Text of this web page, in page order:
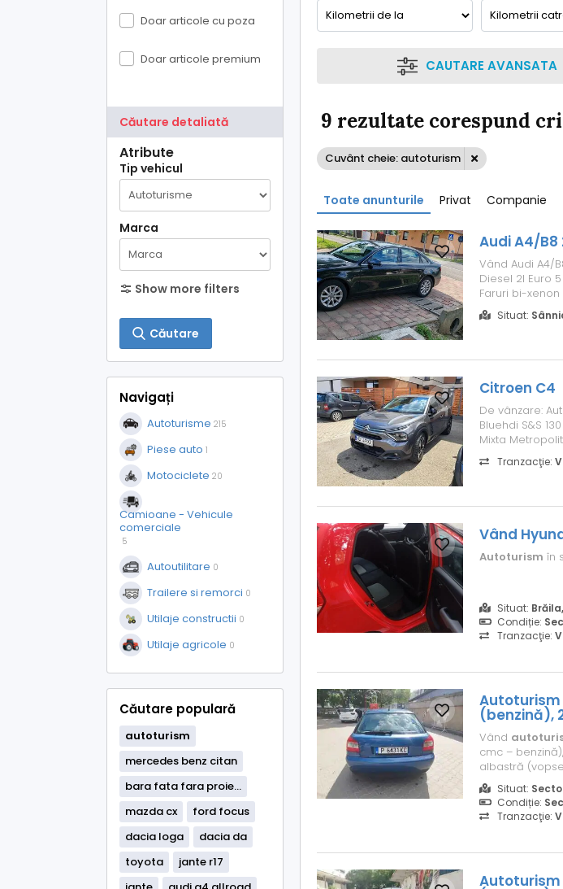
Doar articole cu poza
Doar articole premium
Căutare detaliată
Atribute
Tip vehicul
Marca
Show more filters
Căutare
Navigați
Autoturisme 215
Piese auto 1
Motociclete 20
Camioane - Vehicule
comerciale
5
Autoutilitare 0
Trailere si remorci 0
Utilaje constructii 0
Utilaje agricole 0
Căutare populară
autoturism
mercedes benz citan
bara fata fara proie...
mazda cx
ford focus
dacia loga
dacia da
toyota
jante r17
CAUTARE AVANSATA
9 rezultate corespund
Cuvânt cheie: autoturism
Toate anunturile Privat Companie
Audi A4/B8
Vând Audi A4/
Diesel 2l Euro
Faruri bi-
Senzori
Încălzire
Situat:
Citroen C4
De vânzare:
Bluehdi S&S
Mixta
Scaune
(96) /3750 Nr
Tranzacţie:
Vând
Autoturism în
Situat:
Condiție:
Tranzacţie:
Autoturism
(benzină),
Vând
cmc –
albastră
Bulgaria (acte
stare foarte
+ por...
Situat:
Condiție:
Tranzacţie:
Autoturism